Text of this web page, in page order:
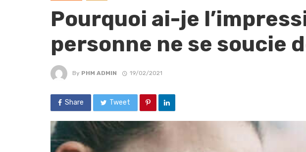
Pourquoi ai-je
personne ne se soucie
By PHM ADMIN 19/02/2021
Share Tweet